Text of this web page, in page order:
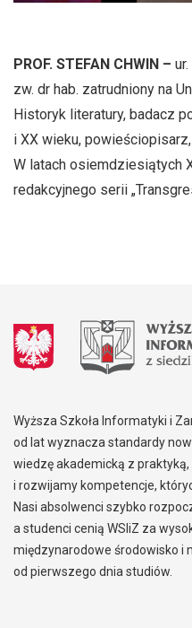
PROF. STEFAN CHWIN –
zw. dr hab. zatrudniony na
Historyk literatury, badacz
i XX wieku,
W latach osiemdziesiątych
redakcyjnego serii
Wyższa Szkoła Informatyki i
od lat wyznacza standardy
wiedzę akademicką z
i rozwijamy kompetencje,
Nasi absolwenci szybko
a studenci cenią WSIiZ za
międzynarodowe środowisko i
od pierwszego dnia studiów.